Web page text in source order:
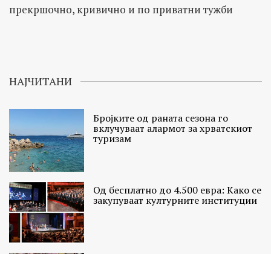
прекршочно, кривично и по приватни тужби
НАЈЧИТАНИ
Бројките од раната сезона го
вклучуваат алармот за хрватскиот
туризам
Од бесплатно до 4.500 евра: Како се
закупуваат културните институции